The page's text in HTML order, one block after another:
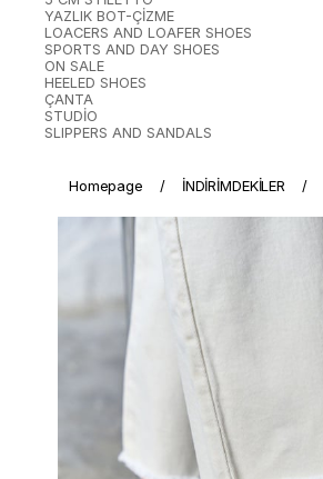
YAZLIK BOT-ÇİZME
LOACERS AND LOAFER SHOES
SPORTS AND DAY SHOES
ON SALE
HEELED SHOES
ÇANTA
STUDİO
SLIPPERS AND SANDALS
Homepage İNDİRİMDEKİLER